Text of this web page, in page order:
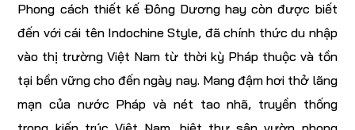
Phong cách thiết kế Đông Dương hay còn được biết
đến với cái tên Indochine Style, đã chính thức du nhập
vào thị trường Việt Nam từ thời kỳ Pháp thuộc và tồn
tại bền vững cho đến ngày nay. Mang đậm hơi thở lãng
mạn của nước Pháp và nét tao nhã, truyền thống